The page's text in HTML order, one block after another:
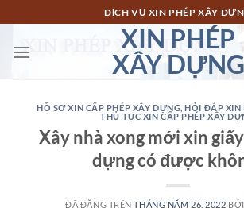
đến
nội
DỊCH VỤ XIN PHÉP XÂY
XIN PHÉP
XÂY DỰNG
HỒ SƠ XIN CẤP PHÉP XÂY DỰNG ,HỎI ĐÁP XIN
THỦ TỤC XIN CẤP PHÉP XÂY
Xây nhà xong mới xin
dựng có được
ĐÃ ĐĂNG TRÊNTHÁNG NĂM 26, 2022